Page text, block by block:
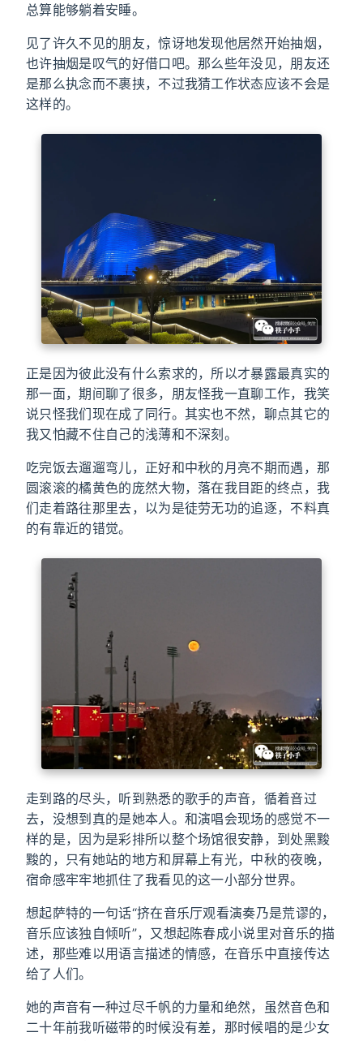
总算能够躺着安睡。
见了许久不见的朋友，惊讶地发现他居然开始抽烟，
也许抽烟是叹气的好借口吧。那么些年没见，朋友还
是那么执念而不裹挟，不过我猜工作状态应该不会是
这样的。
正是因为彼此没有什么索求的，所以才暴露最真实的
那一面，期间聊了很多，朋友怪我一直聊工作，我笑
说只怪我们现在成了同行。其实也不然，聊点其它的
我又怕藏不住自己的浅薄和不深刻。
吃完饭去遛遛弯儿，正好和中秋的月亮不期而遇，那
圆滚滚的橘黄色的庞然大物，落在我目距的终点，我
们走着路往那里去，以为是徒劳无功的追逐，不料真
的有靠近的错觉。
走到路的尽头，听到熟悉的歌手的声音，循着音过
去，没想到真的是她本人。和演唱会现场的感觉不一
样的是，因为是彩排所以整个场馆很安静，到处黑黢
黢的，只有她站的地方和屏幕上有光，中秋的夜晚，
宿命感牢牢地抓住了我看见的这一小部分世界。
想起萨特的一句话“挤在音乐厅观看演奏乃是荒谬的，
音乐应该独自倾听”，又想起陈春成小说里对音乐的描
述，那些难以用语言描述的情感，在音乐中直接传达
给了人们。
她的声音有一种过尽千帆的力量和绝然，虽然音色和
二十年前我听磁带的时候没有差，那时候唱的是少女